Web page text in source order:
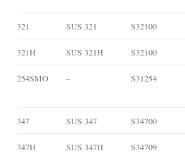
321 SUS 321 S32100
321H SUS 321H S32100
254SMO – S31254
347 SUS 347 S34700
347H SUS 347H S34709